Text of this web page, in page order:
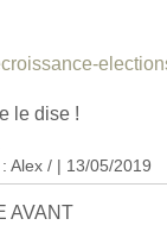
le dise !
Alex / | 13/05/2019
AVANT